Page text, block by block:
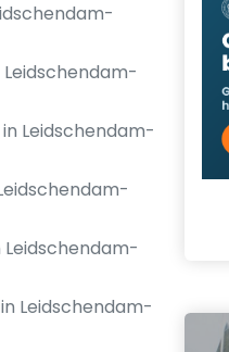
Leidschendam-
Leidschendam-
Leidschendam-